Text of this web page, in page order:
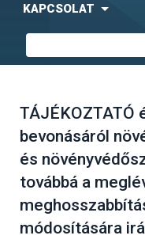
KAPCSOLAT
bevonásáról
és
továbbá a
módosítására